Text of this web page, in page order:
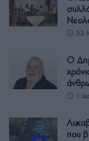
32
Ο
1
που